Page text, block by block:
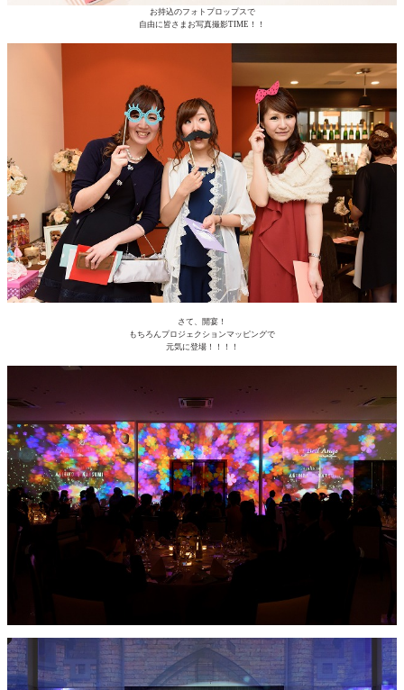
お持込のフォトプロップスで
自由に皆さまお写真撮影TIME！！
さて、開宴！
もちろんプロジェクションマッピングで
元気に登場！！！！